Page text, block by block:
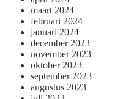
maart 2024
februari 2024
januari 2024
december 2023
november 2023
oktober 2023
september 2023
augustus 2023